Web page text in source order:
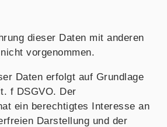
dieser Daten mit anderen
vorgenommen.
Daten erfolgt auf Grundlage
f DSGVO. Der
ein berechtigtes Interesse an
Darstellung und der